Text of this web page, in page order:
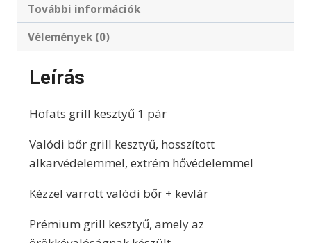
További információk
Vélemények (0)
Leírás
Höfats grill kesztyű 1 pár
Valódi bőr grill kesztyű, hosszított
alkarvédelemmel, extrém hővédelemmel
Kézzel varrott valódi bőr + kevlár
Prémium grill kesztyű, amely az